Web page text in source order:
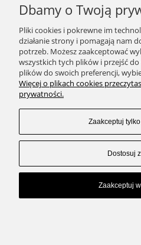
Podaj swój adres e-mail, jeżeli
informacje o nowościach i
Zapisz się
SKLEP
ZAKUPY
Dbamy o Twoją
Pliki cookies i pokrewne im
działanie strony i pomagają nam
potrzeb. Możesz zaakceptować
wszystkich tych plików i przejść
plików do swoich preferencji,
Więcej o plikach cookies
prywatności.
Zaakceptuj
Dostosuj
Zaakceptuj